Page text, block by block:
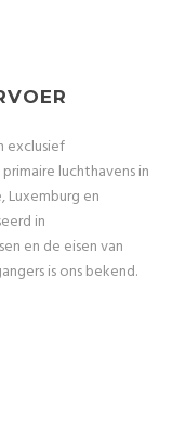
exclusief
luchthavens in
Luxemburg en
in
en de eisen van
is ons bekend.